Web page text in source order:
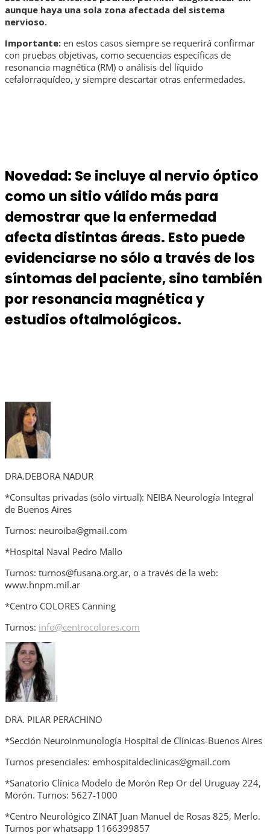
aunque haya una sola zona afectada del sistema
nervioso.
Importante: en estos casos siempre se requerirá confirmar
con pruebas objetivas, como secuencias específicas de
resonancia magnética (RM) o análisis del líquido
cefalorraquídeo, y siempre descartar otras enfermedades.
Novedad: Se incluye al nervio óptico
como un sitio válido más para
demostrar que la enfermedad
afecta distintas áreas. Esto puede
evidenciarse no sólo a través de los
síntomas del paciente, sino también
por resonancia magnética y
estudios oftalmológicos.
DRA.DEBORA NADUR
*Consultas privadas (sólo virtual): NEIBA Neurología Integral
de Buenos Aires
Turnos: neuroiba@gmail.com
*Hospital Naval Pedro Mallo
Turnos: turnos@fusana.org.ar, o a través de la web:
www.hnpm.mil.ar
*Centro COLORES Canning
Turnos: info@centrocolores.com
DRA. PILAR PERACHINO
*Sección Neuroinmunología Hospital de Clínicas-Buenos Aires
Turnos presenciales: emhospitaldeclinicas@gmail.com
*Sanatorio Clínica Modelo de Morón Rep Or del Uruguay 224,
Morón. Turnos: 5627-1000
*Centro Neurológico ZINAT Juan Manuel de Rosas 825, Merlo.
Turnos por whatsapp 1166399857